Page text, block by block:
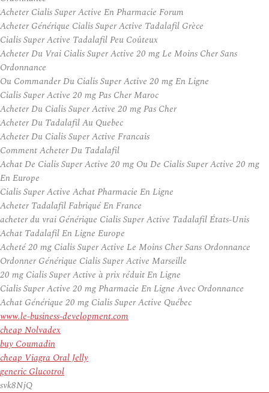
Acheter Cialis Super Active En Pharmacie Forum
Acheter Générique Cialis Super Active Tadalafil Grèce
Cialis Super Active Tadalafil Peu Coûteux
Acheter Du Vrai Cialis Super Active 20 mg Le Moins Cher Sans
Ordonnance
Ou Commander Du Cialis Super Active 20 mg En Ligne
Cialis Super Active 20 mg Pas Cher Maroc
Acheter Du Cialis Super Active 20 mg Pas Cher
Acheter Du Tadalafil Au Quebec
Acheter Du Cialis Super Active Francais
Comment Acheter Du Tadalafil
Achat De Cialis Super Active 20 mg Ou De Cialis Super Active 20 mg
En Europe
Cialis Super Active Achat Pharmacie En Ligne
Acheter Tadalafil Fabriqué En France
acheter du vrai Générique Cialis Super Active Tadalafil États-Unis
Achat Tadalafil En Ligne Europe
Acheté 20 mg Cialis Super Active Le Moins Cher Sans Ordonnance
Ordonner Générique Cialis Super Active Marseille
20 mg Cialis Super Active à prix réduit En Ligne
Cialis Super Active 20 mg Pharmacie En Ligne Avec Ordonnance
Achat Générique 20 mg Cialis Super Active Québec
www.le-business-development.com
cheap Nolvadex
buy Coumadin
cheap Viagra Oral Jelly
generic Glucotrol
svk8NjQ